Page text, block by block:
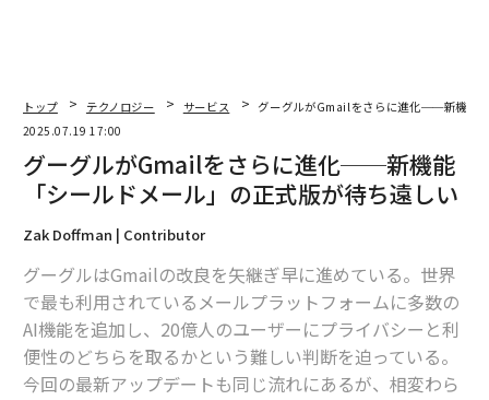
トップ テクノロジー サービス
グーグルがGmailをさらに進化──新機能
2025.07.19 17:00
グーグルがGmailをさらに進化──新機能
「シールドメール」の正式版が待ち遠しい
Zak Doffman | Contributor
グーグルはGmailの改良を矢継ぎ早に進めている。世界
で最も利用されているメールプラットフォームに多数の
AI機能を追加し、20億人のユーザーにプライバシーと利
便性のどちらを取るかという難しい判断を迫っている。
今回の最新アップデートも同じ流れにあるが、相変わら